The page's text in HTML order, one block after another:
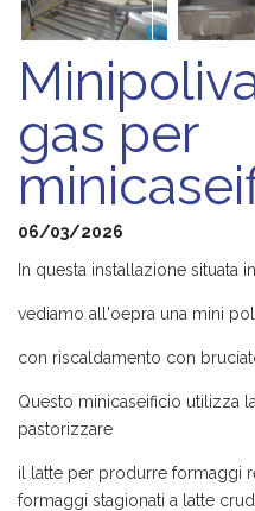
gas per
06/03/2026
In questa installazione situata
vediamo all'oepra una mini
con riscaldamento con
Questo minicaseificio utilizza
pastorizzare
il latte per produrre formaggi
formaggi stagionati a latte